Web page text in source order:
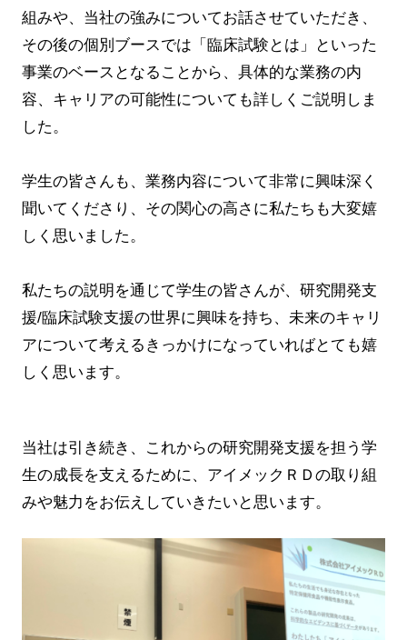
組みや、当社の強みについてお話させていただき、
その後の個別ブースでは「臨床試験とは」といった
事業のベースとなることから、具体的な業務の内
容、キャリアの可能性についても詳しくご説明しま
した。
学生の皆さんも、業務内容について非常に興味深く
聞いてくださり、その関心の高さに私たちも大変嬉
しく思いました。
私たちの説明を通じて学生の皆さんが、研究開発支
援/臨床試験支援の世界に興味を持ち、未来のキャリ
アについて考えるきっかけになっていればとても嬉
しく思います。
当社は引き続き、これからの研究開発支援を担う学
生の成長を支えるために、アイメックＲＤの取り組
みや魅力をお伝えしていきたいと思います。